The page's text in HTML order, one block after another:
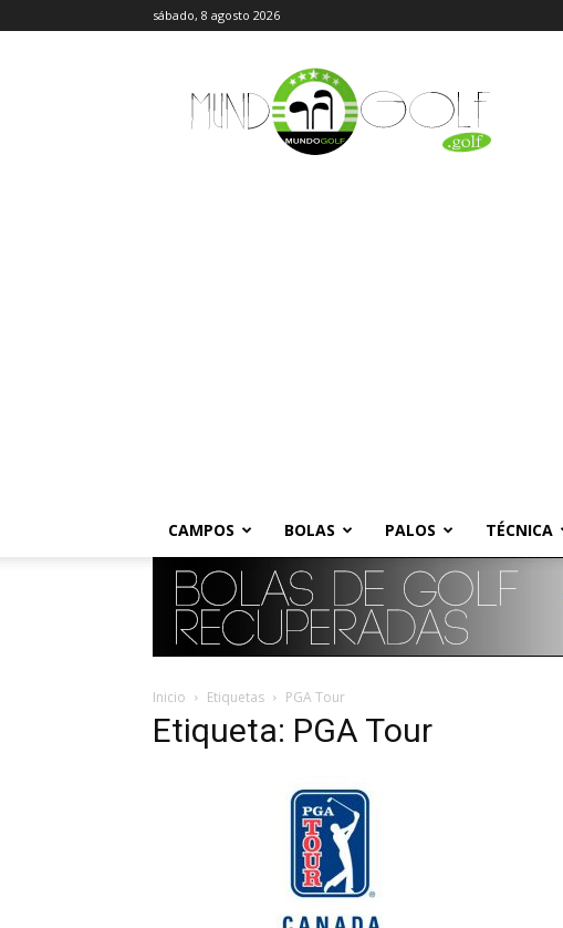
sábado, 8 agosto 2026
MundoGolf.golf
CAMPOS BOLAS PALOS TÉCNICA
Inicio Etiquetas PGA Tour
Etiqueta: PGA Tour